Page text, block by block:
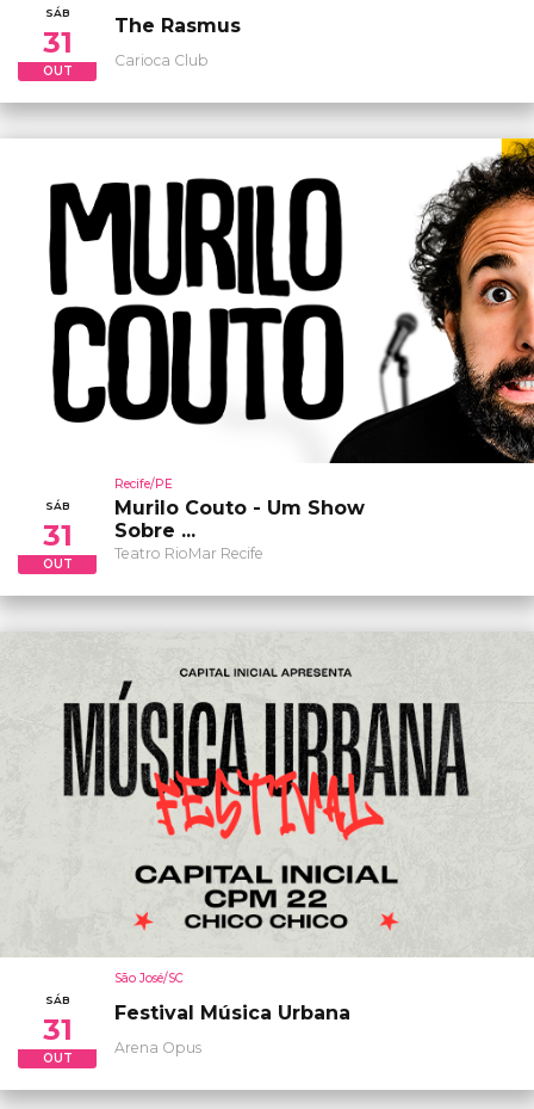
SÁB
31
OUT
The Rasmus
Carioca Club
SÁB
31
OUT
Recife/PE
Murilo Couto - Um Show
Sobre ...
Teatro RioMar Recife
SÁB
31
OUT
São José/SC
Festival Música Urbana
Arena Opus